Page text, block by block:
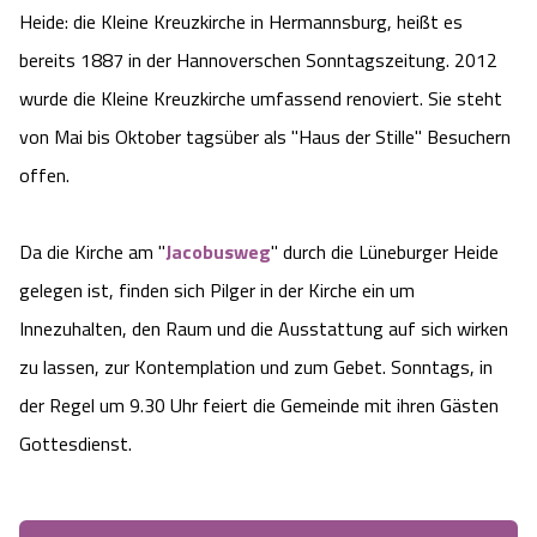
Camping
Urlaub auf dem Bauernhof
Anreise
Kataloge
Reiten
Kutschen
HeideSpezialitäten
Unterkünfte
Wildpark Lüneburger Heide
Wildpark Schwarze Berge
Wildpark Müden
Snow World Bispingen
Ralf Schumacher Kart & Bowl
Abenteuerland Trampolin-Park
Kulinarisches Celle
Veranstaltungen & Führungen Celle
Heide: die Kleine Kreuzkirche in Hermannsburg, heißt es
bereits 1887 in der Hannoverschen Sonntagszeitung. 2012
wurde die Kleine Kreuzkirche umfassend renoviert. Sie steht
von Mai bis Oktober tagsüber als "Haus der Stille" Besuchern
offen.
Da die Kirche am "Jacobusweg" durch die Lüneburger Heide
gelegen ist, finden sich Pilger in der Kirche ein um
Innezuhalten, den Raum und die Ausstattung auf sich wirken
zu lassen, zur Kontemplation und zum Gebet. Sonntags, in
der Regel um 9.30 Uhr feiert die Gemeinde mit ihren Gästen
Gottesdienst.